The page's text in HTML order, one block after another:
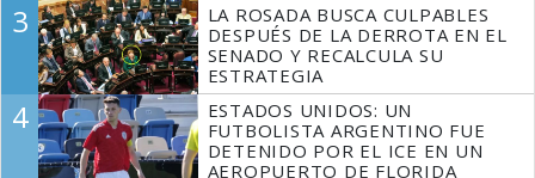
3
LA ROSADA BUSCA CULPABLES
DESPUÉS DE LA DERROTA EN EL
SENADO Y RECALCULA SU
ESTRATEGIA
4
ESTADOS UNIDOS: UN
FUTBOLISTA ARGENTINO FUE
DETENIDO POR EL ICE EN UN
AEROPUERTO DE FLORIDA